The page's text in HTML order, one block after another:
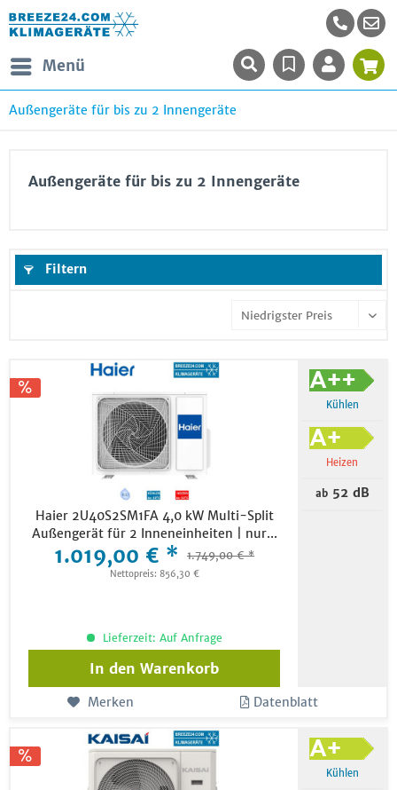
Menü
Außengeräte für bis zu 2 Innengeräte
Außengeräte für bis zu 2 Innengeräte
Filtern
Haier 2U40S2SM1FA 4,0 kW Multi-Split
Außengerät für 2 Inneneinheiten | nur...
1.019,00 € * 1.749,00 € *
Nettopreis: 856,30 €
Kühlen
Heizen
ab52 dB
Lieferzeit: Auf Anfrage
In den Warenkorb
Merken Datenblatt
Kühlen